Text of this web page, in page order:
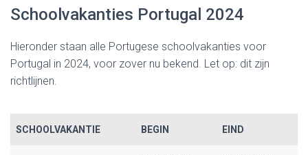
Schoolvakanties Portugal 2024
Hieronder staan alle Portugese schoolvakanties voor
Portugal in 2024, voor zover nu bekend. Let op: dit zijn
richtlijnen.
SCHOOLVAKANTIE BEGIN EIND